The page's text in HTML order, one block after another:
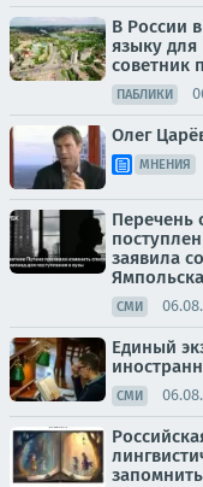
В России
языку
советник
ПАБЛИКИ
Олег
МНЕНИЯ
заявила
СМИ
Единый
СМИ